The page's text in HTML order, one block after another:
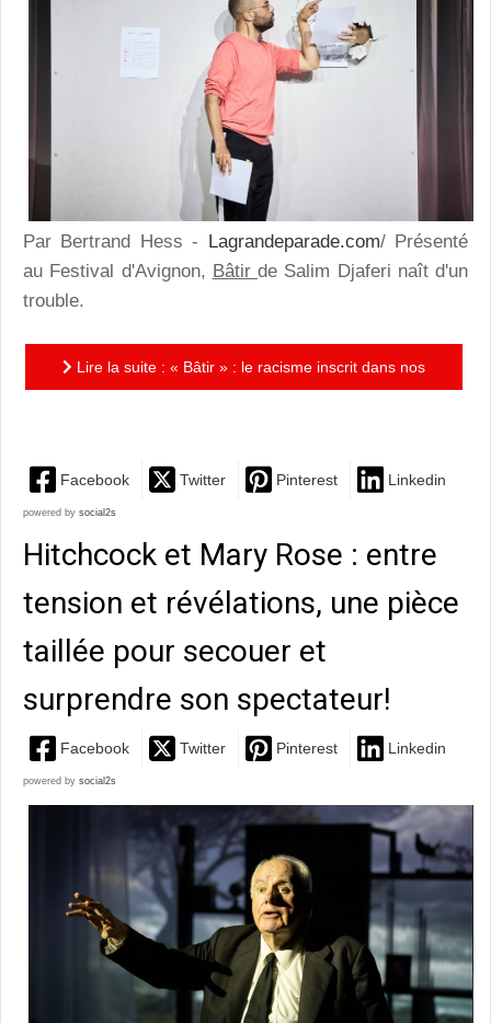
Par Bertrand Hess - Lagrandeparade.com/ Présenté
au Festival d'Avignon, Bâtir de Salim Djaferi naît d'un
trouble.
Lire la suite : « Bâtir » : le racisme inscrit dans nos
Facebook Twitter Pinterest Linkedin
powered by social2s
Hitchcock et Mary Rose : entre
tension et révélations, une pièce
taillée pour secouer et
surprendre son spectateur!
Facebook Twitter Pinterest Linkedin
powered by social2s